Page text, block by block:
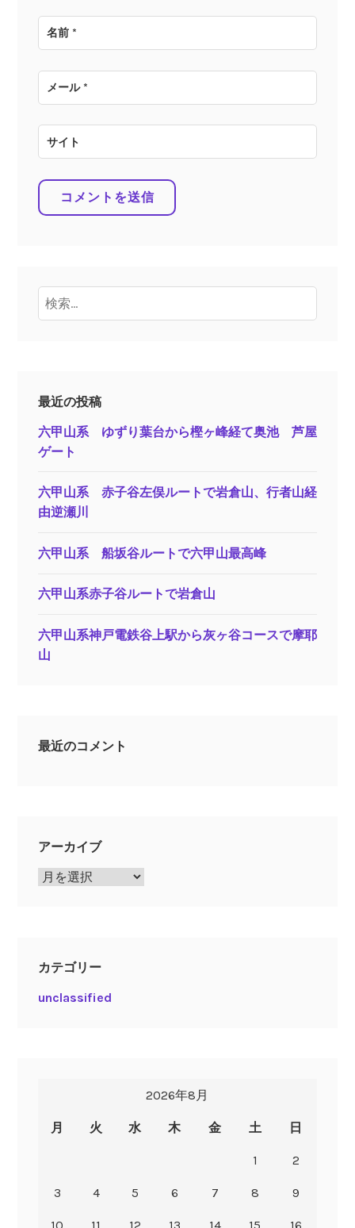
名前*
メール*
サイト
検
索:
最近の投稿
六甲山系 ゆずり葉台から樫ヶ峰経て奥池 芦屋
ゲート
六甲山系 赤子谷左俣ルートで岩倉山、行者山経
由逆瀬川
六甲山系 船坂谷ルートで六甲山最高峰
六甲山系赤子谷ルートで岩倉山
六甲山系神戸電鉄谷上駅から灰ヶ谷コースで摩耶
山
最近のコメント
アーカイブ
ア
カテゴリー
unclassified
2026年8月
月 火 水 木 金 土 日
1 2
3 4 5 6 7 8 9
10 11 12 13 14 15 16